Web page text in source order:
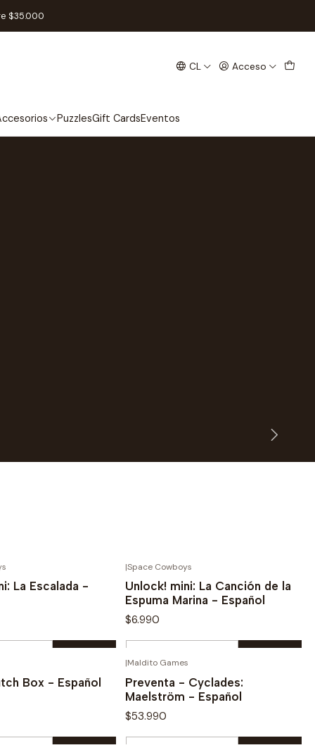
CL Acceso
PuzzlesGift CardsEventos
$35.000
La Escalada -
ahora
|Space Cowboys
Unlock! mini: La Canción de la
Espuma Marina - Español
$6.990
Cantidad
Comprar ahora
Box - Español
|Maldito Games
Preventa - Cyclades:
Maelström - Español
$53.990